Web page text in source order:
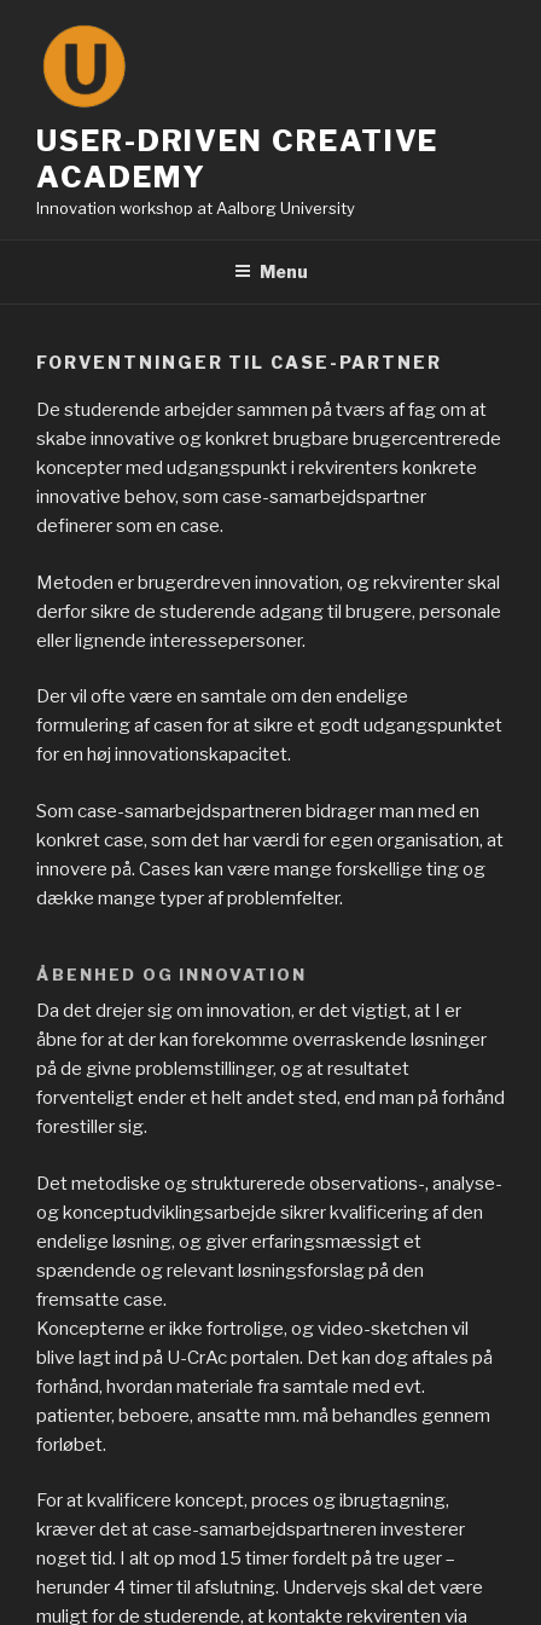
content
USER-DRIVEN CREATIVE
ACADEMY
Innovation workshop at Aalborg University
Menu
FORVENTNINGER TIL CASE-PARTNER
De studerende arbejder sammen på tværs af fag om at
skabe innovative og konkret brugbare brugercentrerede
koncepter med udgangspunkt i rekvirenters konkrete
innovative behov, som case-samarbejdspartner
definerer som en case.
Metoden er brugerdreven innovation, og rekvirenter skal
derfor sikre de studerende adgang til brugere, personale
eller lignende interessepersoner.
Der vil ofte være en samtale om den endelige
formulering af casen for at sikre et godt udgangspunktet
for en høj innovationskapacitet.
Som case-samarbejdspartneren bidrager man med en
konkret case, som det har værdi for egen organisation, at
innovere på. Cases kan være mange forskellige ting og
dække mange typer af problemfelter.
ÅBENHED OG INNOVATION
Da det drejer sig om innovation, er det vigtigt, at I er
åbne for at der kan forekomme overraskende løsninger
på de givne problemstillinger, og at resultatet
forventeligt ender et helt andet sted, end man på forhånd
forestiller sig.
Det metodiske og strukturerede observations-, analyse-
og konceptudviklingsarbejde sikrer kvalificering af den
endelige løsning, og giver erfaringsmæssigt et
spændende og relevant løsningsforslag på den
fremsatte case.
Koncepterne er ikke fortrolige, og video-sketchen vil
blive lagt ind på U-CrAc portalen. Det kan dog aftales på
forhånd, hvordan materiale fra samtale med evt.
patienter, beboere, ansatte mm. må behandles gennem
forløbet.
For at kvalificere koncept, proces og ibrugtagning,
kræver det at case-samarbejdspartneren investerer
noget tid. I alt op mod 15 timer fordelt på tre uger –
herunder 4 timer til afslutning. Undervejs skal det være
muligt for de studerende, at kontakte rekvirenten via